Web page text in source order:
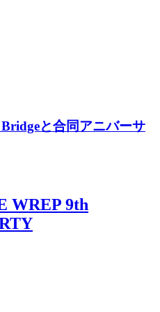
と合同アニバーサ
WREP 9th